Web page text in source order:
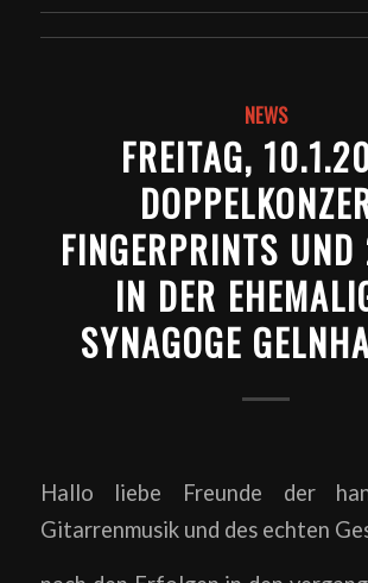
NEWS
FREITAG,
FINGERPRINTS
IN DER
SYNAGOGE
Hallo liebe Freunde der
Gitarrenmusik und des echten